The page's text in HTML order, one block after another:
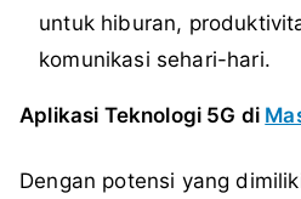
untuk hiburan,
komunikasi sehari-hari.
Aplikasi Teknologi 5G di
Dengan potensi yang